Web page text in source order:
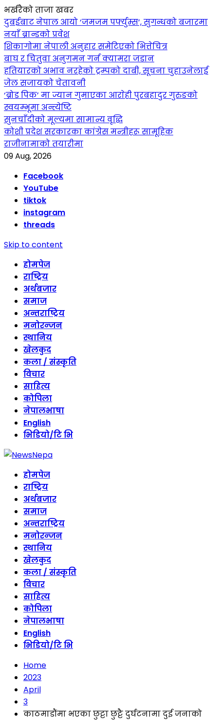
भर्खरैको ताजा खबर
दुबईबाट नेपाल आयो ‘जमजम पर्फ्युम्स’, सुगन्धको बजारमा
नयाँ ब्रान्डको प्रवेश
शिकागोमा नेपाली अनुहार समेटिएको भित्तेचित्र
बाघ र चितुवा अनुगमन गर्न क्यामरा जडान
हतियारको अभाव नरहेको ट्रम्पको दाबी, सूचना चुहाउनेलाई
जेल सजायको चेतावनी
‘ब्रोड पिक’ मा ज्यान गुमाएका आराेही पुरबहादुर गुरुङको
स्वयम्भूमा अन्त्येष्टि
सुनचाँदीको मूल्यमा सामान्य वृद्धि
कोशी प्रदेश सरकारका कांग्रेस मन्त्रीहरू सामूहिक
राजीनामाको तयारीमा
09 Aug, 2026
Facebook
YouTube
tiktok
instagram
threads
Skip to content
होमपेज
राष्ट्रिय
अर्थबजार
समाज
अन्तराष्ट्रिय
मनोरन्जन
स्थानिय
खेलकुद
कला / संस्कृति
विचार
साहित्य
कोपिला
नेपालभाषा
English
भिडियो/टि भि
होमपेज
राष्ट्रिय
अर्थबजार
समाज
अन्तराष्ट्रिय
मनोरन्जन
स्थानिय
खेलकुद
कला / संस्कृति
विचार
साहित्य
कोपिला
नेपालभाषा
English
भिडियो/टि भि
Home
2023
April
3
काठमाडौंमा भएका छुट्टा छुट्टै दुर्घटनामा दुई जनाको